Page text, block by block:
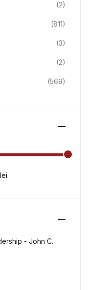
(2)
(811)
(3)
(2)
(569)
- John C.